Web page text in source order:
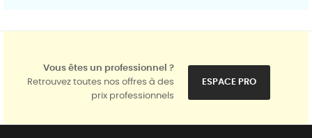
Vous êtes un professionnel ?
Retrouvez toutes nos offres à des
prix professionnels
ESPACE PRO